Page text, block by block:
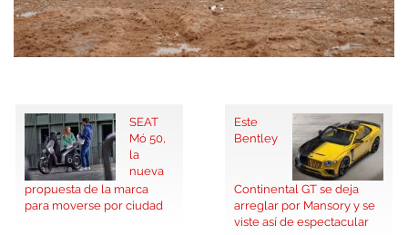
SEAT
Mó 50,
la
nueva
propuesta de la marca
para moverse por ciudad
Este
Bentley
Continental GT se deja
arreglar por Mansory y se
viste así de espectacular